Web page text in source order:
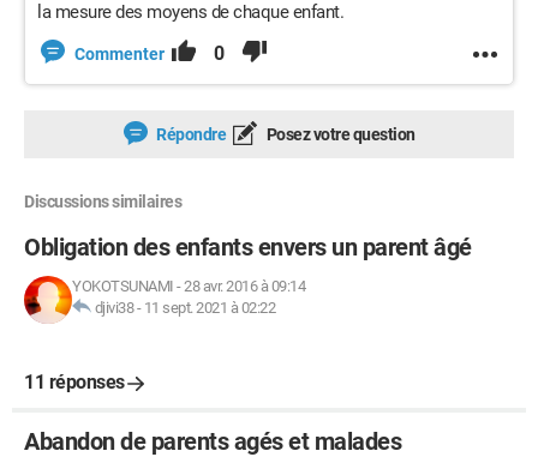
la mesure des moyens de chaque enfant.
Commenter 0
Répondre Posez votre question
Discussions similaires
Obligation des enfants envers un parent âgé
YOKOTSUNAMI -28 avr. 2016 à 09:14
djivi38- 11 sept. 2021 à 02:22
11 réponses
Abandon de parents agés et malades